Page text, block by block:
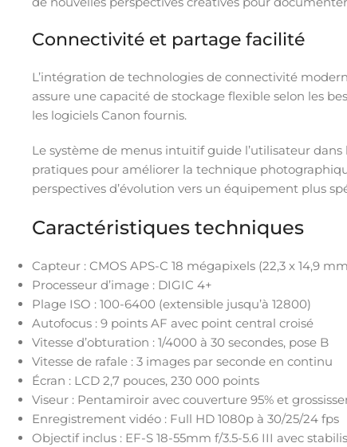
Connectivité et partage facilité
L’intégration de technologies de connectivité
assure une capacité de stockage flexible selon les
les logiciels Canon fournis.
Le système de menus intuitif guide l’utilisateur
pratiques pour améliorer la technique
perspectives d’évolution vers un équipement plus
Caractéristiques techniques
Capteur : CMOS APS-C 18 mégapixels (22,3 x 14,9
Processeur d’image : DIGIC 4+
Plage ISO : 100-6400 (extensible jusqu’à 12800)
Autofocus : 9 points AF avec point central croisé
Vitesse d’obturation : 1/4000 à 30 secondes, pose B
Vitesse de rafale : 3 images par seconde en continu
Écran : LCD 2,7 pouces, 230 000 points
Viseur : Pentamiroir avec couverture 95% et
Enregistrement vidéo : Full HD 1080p à 30/25/24 fps
Objectif inclus : EF-S 18-55mm f/3.5-5.6 III avec